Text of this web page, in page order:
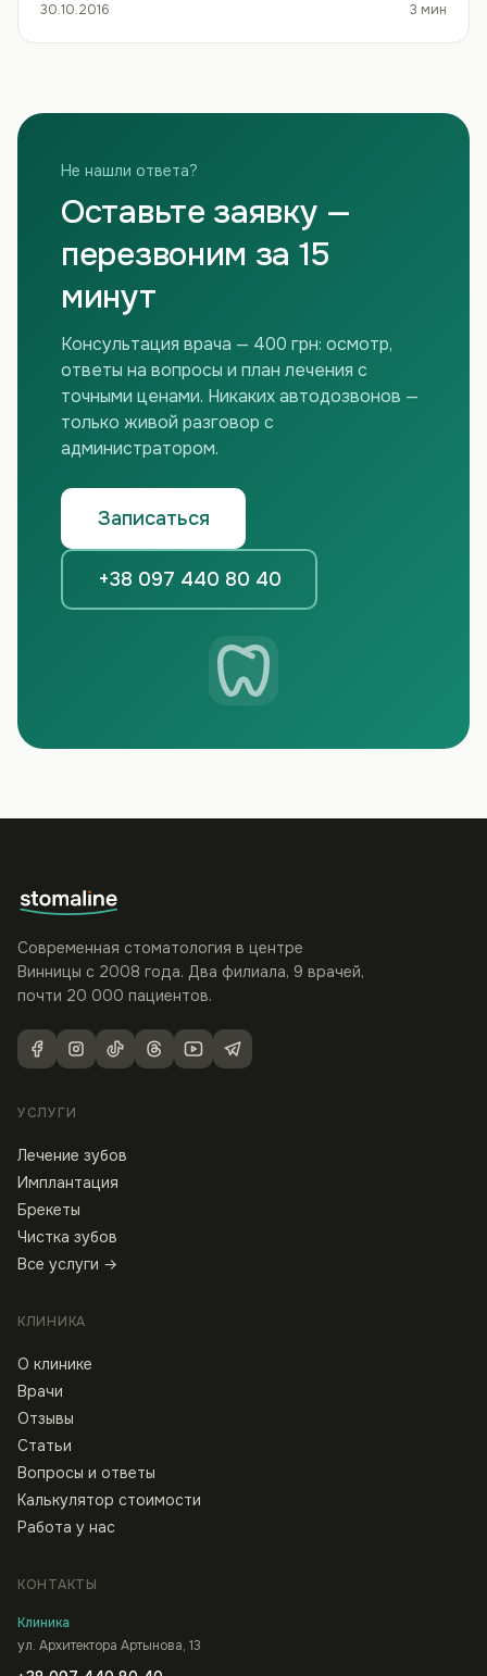
30.10.2016 3 мин
Не нашли ответа?
Оставьте заявку —
перезвоним за 15
минут
Консультация врача — 400 грн: осмотр,
ответы на вопросы и план лечения с
точными ценами. Никаких автодозвонов —
только живой разговор с
администратором.
Записаться
+38 097 440 80 40
Современная стоматология в центре
Винницы с 2008 года. Два филиала, 9 врачей,
почти 20 000 пациентов.
УСЛУГИ
Лечение зубов
Имплантация
Брекеты
Чистка зубов
Все услуги →
КЛИНИКА
О клинике
Врачи
Отзывы
Статьи
Вопросы и ответы
Калькулятор стоимости
Работа у нас
КОНТАКТЫ
Клиника
ул. Архитектора Артынова, 13